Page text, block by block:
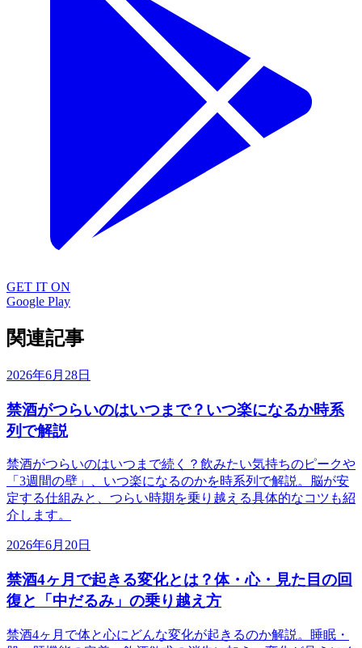
GET IT ON
Google Play
関連記事
2026年6月28日
禁酒がつらいのはいつまで？いつ楽になるか時系
列で解説
禁酒がつらいのはいつまで続く？飲みたい気持ちのピークや
「3週間の壁」、いつ楽になるのかを時系列で解説。脳が安
定する仕組みと、つらい時期を乗り越える具体的なコツも紹
介します。
2026年6月20日
禁酒4ヶ月で起きる変化とは？体・心・見た目の回
復と「中だるみ」の乗り越え方
禁酒4ヶ月で体と心にどんな変化が起きるのか解説。睡眠・